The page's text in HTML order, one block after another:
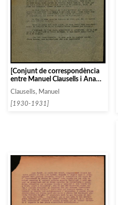
[Conjunt de correspondència
entre Manuel Clausells i Ana
Maria Biondi]
Clausells, Manuel
[1930-1931]